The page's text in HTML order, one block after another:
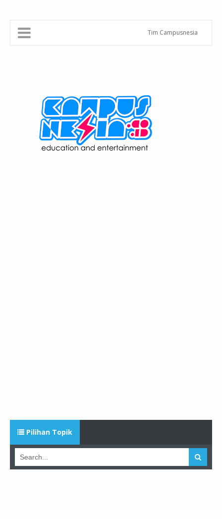
Tim Campusnesia
Pilihan Topik